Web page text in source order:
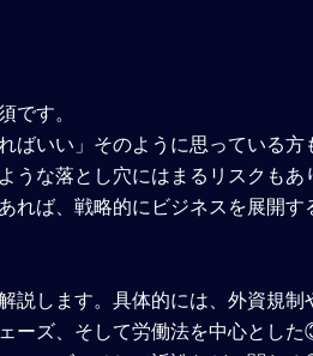
です。
ばいい」そのように思っている方
うな落とし穴にはまるリスクもあ
れば、戦略的にビジネスを展開す
説します。具体的には、外資規制
ーズ、そして労働法を中心とし